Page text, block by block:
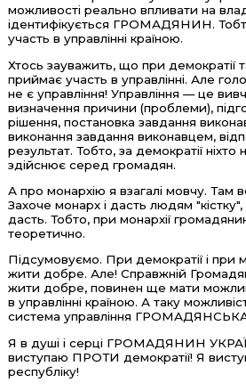
можливості реально впливати на
ідентифікується ГРОМАДЯНИН.
участь в управлінні країною.
Хтось зауважить, що при демократії
приймає участь в управлінні. Але
не є управління! Управління — це
визначення причини (проблеми),
рішення, постановка завдання
виконання завдання виконавцем,
результат. Тобто, за демократії ніхто
здійснює серед громадян.
А про монархію я взагалі мовчу. Там
Захоче монарх і дасть людям
дасть. Тобто, при монархії
теоретично.
Підсумовуємо. При демократії і при
жити добре. Але! Справжній
жити добре, повинен ще мати
в управлінні країною. А таку
система управління
Я в душі і серці ГРОМАДЯНИН
виступаю ПРОТИ демократії! Я
республіку!